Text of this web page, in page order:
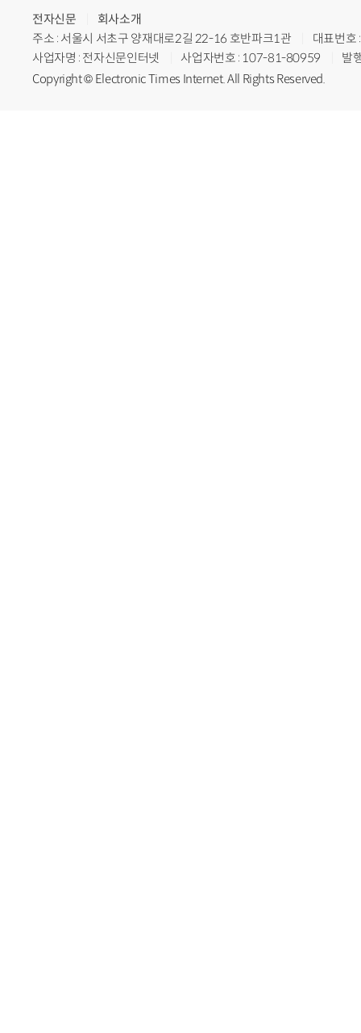
전자신문
회사소개
주소 : 서울시 서초구 양재대로2길 22-16 호반파크1관
대표번
사업자명 : 전자신문인터넷
사업자번호 : 107-81-80959
발
Copyright © Electronic Times Internet. All Rights Reserved.